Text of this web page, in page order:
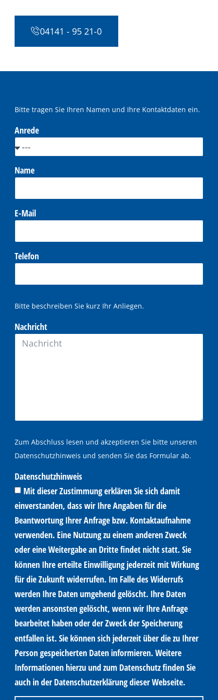
04141 - 95 21-0
Bitte tragen Sie Ihren Namen und Ihre Kontaktdaten ein.
Anrede
Name
E-Mail
Telefon
Bitte beschreiben Sie kurz Ihr Anliegen.
Nachricht
Zum Abschluss lesen und akzeptieren Sie bitte unseren
Datenschutzhinweis und senden Sie das Formular ab.
Datenschutzhinweis
Mit dieser Zustimmung erklären Sie sich damit
einverstanden, dass wir Ihre Angaben für die
Beantwortung Ihrer Anfrage bzw. Kontaktaufnahme
verwenden. Eine Nutzung zu einem anderen Zweck
oder eine Weitergabe an Dritte findet nicht statt. Sie
können Ihre erteilte Einwilligung jederzeit mit Wirkung
für die Zukunft widerrufen. Im Falle des Widerrufs
werden Ihre Daten umgehend gelöscht. Ihre Daten
werden ansonsten gelöscht, wenn wir Ihre Anfrage
bearbeitet haben oder der Zweck der Speicherung
entfallen ist. Sie können sich jederzeit über die zu Ihrer
Person gespeicherten Daten informieren. Weitere
Informationen hierzu und zum Datenschutz finden Sie
auch in der Datenschutzerklärung dieser Webseite.